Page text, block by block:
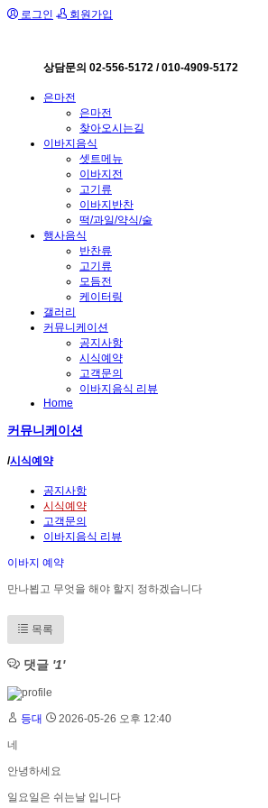
로그인 회원가입
상담문의 02-556-5172 / 010-4909-5172
은마전
은마전
찾아오시는길
이바지음식
셋트메뉴
이바지전
고기류
이바지반찬
떡/과일/약식/술
행사음식
반찬류
고기류
모듬전
케이터링
갤러리
커뮤니케이션
공지사항
시식예약
고객문의
이바지음식 리뷰
Home
커뮤니케이션
/시식예약
공지사항
시식예약
고객문의
이바지음식 리뷰
이바지 예약
만나뵙고 무엇을 해야 할지 정하겠습니다
목록
댓글 '1'
등대 2026-05-26 오후 12:40
네
안녕하세요
일요일은 쉬는날 입니다